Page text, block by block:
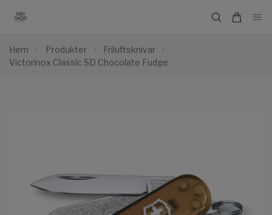
Hem / Produkter / Friluftsknivar
/
Victorinox Classic SD Chocolate Fudge